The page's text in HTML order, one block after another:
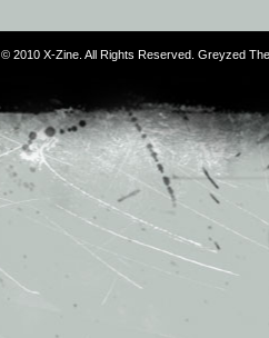
© 2010 X-Zine. All Rights Reserved. Greyzed